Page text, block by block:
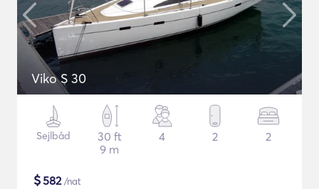
Viko S 30
Sejlbåd
30 ft
9 m
4 2 2
$582/nat